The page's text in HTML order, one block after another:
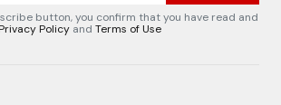
button, you confirm that you have read and
Policy and Terms of Use